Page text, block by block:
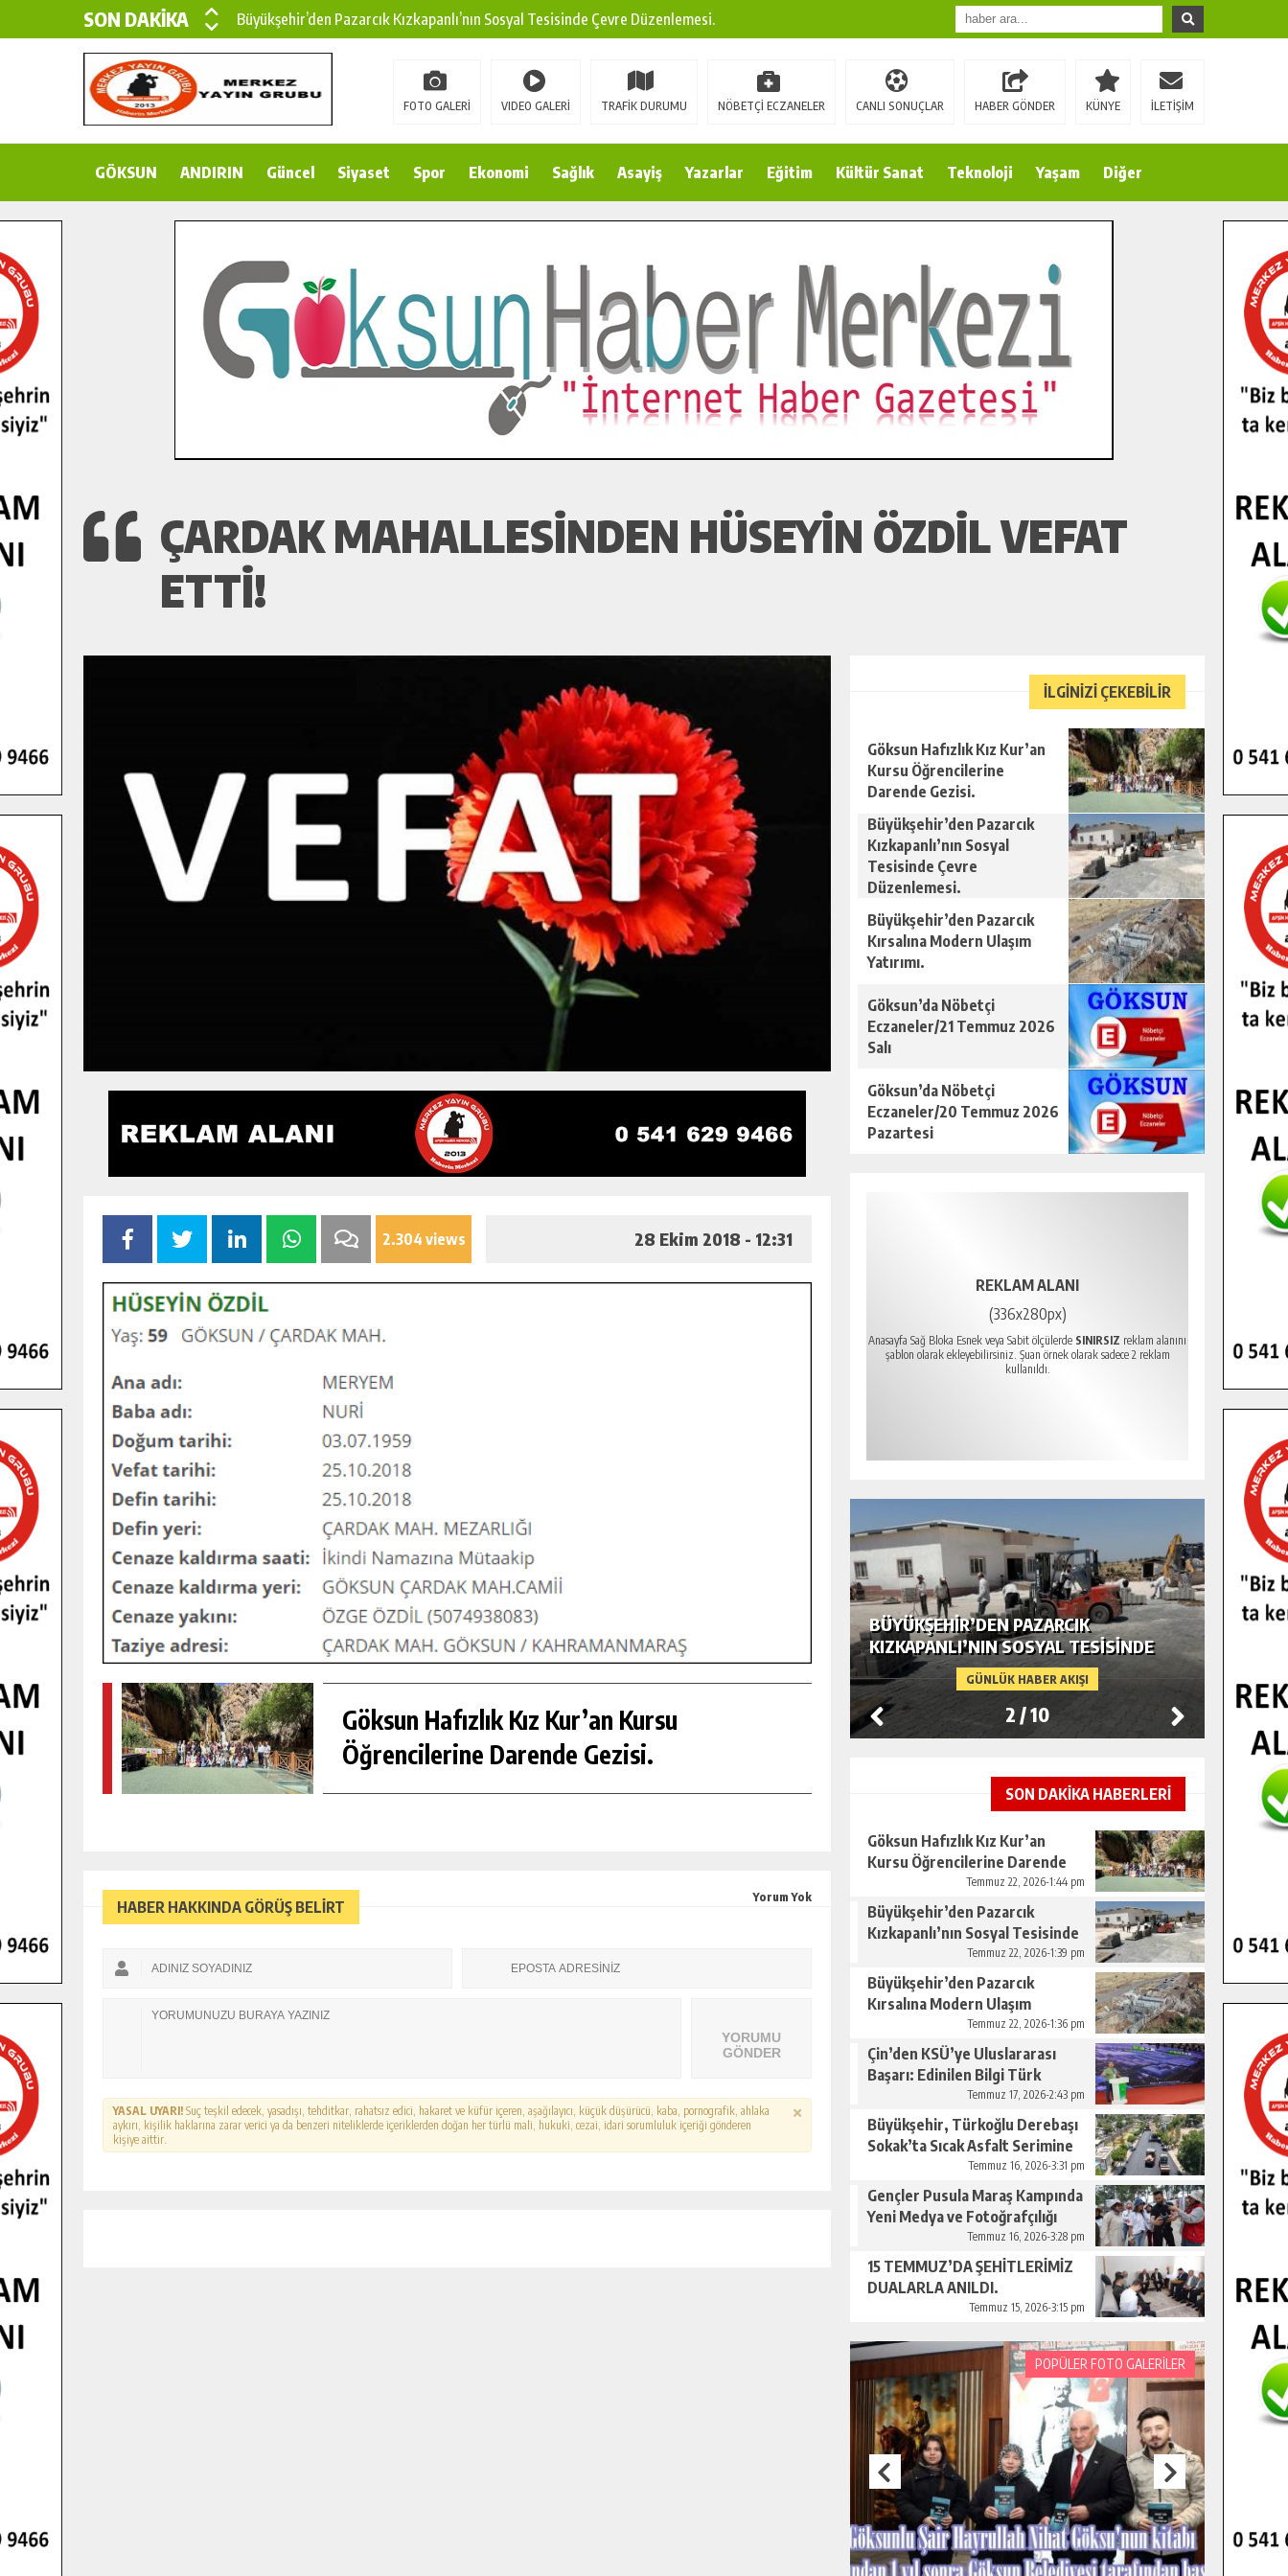
SON DAKİKA
Büyükşehir’den Pazarcık Kızkapanlı’nın Sosyal Tesisinde Çevre Düzenlemesi.
Büyükşehir’den Pazarcık Kırsalına Modern Ulaşım Yatırımı.
Çin’den KSÜ’ye Uluslararası Başarı: Edinilen Bilgi Türk Tarımına Katkı Sağlayacak.
Gençler Pusula Maraş Kampında Yeni Medya ve Fotoğrafçılığı Keşfetti.
İlçe Jandarma Komutanı Karakaya’dan Başkan Cüce’ye Veda Ziyareti.
Bertiz’in Yeni Köprüsünde Sona Doğru.
FOTO GALERİ VIDEO GALERİ TRAFİK DURUMU NÖBETÇİ ECZANELER CANLI SONUÇLAR HABER GÖNDER KÜNYE İLETİŞİM
GÖKSUN ANDIRIN Güncel Siyaset Spor Ekonomi Sağlık Asayiş Yazarlar Eğitim Kültür Sanat Teknoloji Yaşam Diğer
ÇARDAK MAHALLESINDEN HÜSEYIN ÖZDIL VEFAT
ETTI!
2.304 views 28 Ekim 2018 - 12:31
Göksun Hafızlık Kız Kur’an Kursu
Öğrencilerine Darende Gezisi.
HABER HAKKINDA GÖRÜŞ BELİRT
Yorum Yok
YORUMU
GÖNDER
YASAL UYARI! Suç teşkil edecek, yasadışı, tehditkar, rahatsız edici, hakaret ve küfür içeren, aşağılayıcı, küçük düşürücü, kaba, pornografik, ahlaka
aykırı, kişilik haklarına zarar verici ya da benzeri niteliklerde içeriklerden doğan her türlü mali, hukuki, cezai, idari sorumluluk içeriği gönderen
kişiye aittir.
İLGİNİZİ ÇEKEBİLİR
Göksun Hafızlık Kız Kur’an
Kursu Öğrencilerine
Darende Gezisi.
Büyükşehir’den Pazarcık
Kızkapanlı’nın Sosyal
Tesisinde Çevre
Düzenlemesi.
Büyükşehir’den Pazarcık
Kırsalına Modern Ulaşım
Yatırımı.
Göksun’da Nöbetçi
Eczaneler/21 Temmuz 2026
Salı
Göksun’da Nöbetçi
Eczaneler/20 Temmuz 2026
Pazartesi
REKLAM ALANI
(336x280px)
Anasayfa Sağ Bloka Esnek veya Sabit ölçülerde SINIRSIZ reklam alanını
şablon olarak ekleyebilirsiniz. Şuan örnek olarak sadece 2 reklam
kullanıldı.
GÜNLÜK HABER AKIŞI
GENÇLER PUSULA MARAŞ KAMPINDA
YENI MEDYA VE FOTOĞRAFÇILIĞI
KEŞFETTI.
GÜNLÜK HABER AKIŞI
GÖKSUN HAFIZLIK KIZ KUR’AN KURSU
ÖĞRENCILERINE DARENDE GEZISI.
GÜNLÜK HABER AKIŞI
BÜYÜKŞEHIR’DEN PAZARCIK
KIZKAPANLI’NIN SOSYAL TESISINDE
ÇEVRE DÜZENLEMESI.
2 /10
SON DAKİKA HABERLERİ
Göksun Hafızlık Kız Kur’an
Kursu Öğrencilerine Darende
Temmuz 22, 2026-1:44 pm
Büyükşehir’den Pazarcık
Kızkapanlı’nın Sosyal Tesisinde
Çevre Düzenlemesi.Temmuz 22, 2026-1:39 pm
Büyükşehir’den Pazarcık
Kırsalına Modern Ulaşım
Temmuz 22, 2026-1:36 pm
Çin’den KSÜ’ye Uluslararası
Başarı: Edinilen Bilgi Türk
Tarımına Katkı Sağlayacak.
Temmuz 17, 2026-2:43 pm
Büyükşehir, Türkoğlu Derebaşı
Sokak’ta Sıcak Asfalt Serimine
Temmuz 16, 2026-3:31 pm
Gençler Pusula Maraş Kampında
Yeni Medya ve Fotoğrafçılığı
Temmuz 16, 2026-3:28 pm
15 TEMMUZ’DA ŞEHİTLERİMİZ
DUALARLA ANILDI.
Temmuz 15, 2026-3:15 pm
POPÜLER FOTO GALERİLER